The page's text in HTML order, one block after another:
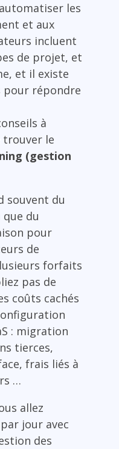
les
et aux
incluent
de projet, et
et il existe
pour répondre
à
trouver le
(gestion
souvent du
du
pour
de
forfaits
pas de
coûts cachés
: migration
tierces,
frais liés à
…
allez
jour avec
des